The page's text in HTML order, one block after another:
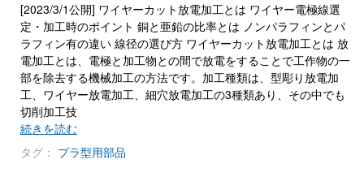
[2023/3/1公開] ワイヤーカット放電加工とは ワイヤー電極線選
定・加工時のポイント 銅と亜鉛の比率とは ノンパラフィンとパ
ラフィン有の違い 線径の選び方 ワイヤーカット放電加工とは 放
電加工とは、電極と加工物との間で放電をすることで工作物の一
部を除去する機械加工の方法です。加工種類は、型彫り放電加
工、ワイヤー放電加工、細穴放電加工の3種類あり、その中でも
切削加工技
続きを読む
タグ： プラ型用部品